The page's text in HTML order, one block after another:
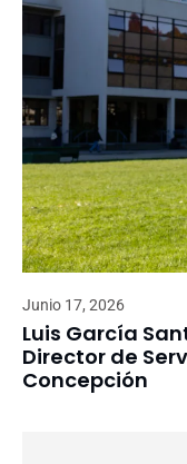
Junio 17, 2026
Luis García
Director de
Concepción